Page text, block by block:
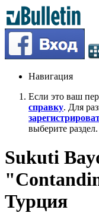
Навигация
Если это ваш
справку. Для
выберите раздел.
Sukuti
Турция